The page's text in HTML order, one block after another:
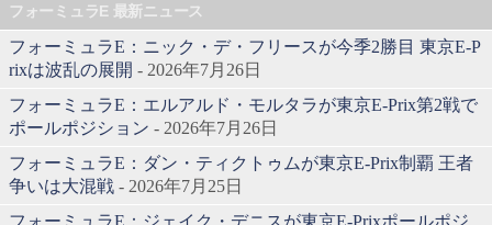
フォーミュラE 最新ニュース
フォーミュラE：ニック・デ・フリースが今季2勝目 東京E-P
rixは波乱の展開 - 2026年7月26日
フォーミュラE：エルアルド・モルタラが東京E-Prix第2戦で
ポールポジション - 2026年7月26日
フォーミュラE：ダン・ティクトゥムが東京E-Prix制覇 王者
争いは大混戦 - 2026年7月25日
フォーミュラE：ジェイク・デニスが東京E-Prixポールポジ